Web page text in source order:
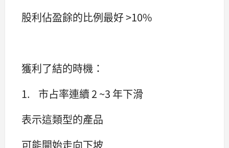
股利佔盈餘的比例最好 >10%
獲利了結的時機：
1. 市占率連續 2 ~3 年下滑
表示這類型的產品
可能開始走向下坡